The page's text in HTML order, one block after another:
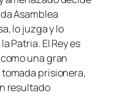
Asamblea
lo juzga y lo
Patria. El Rey es
una gran
prisionera,
resultado